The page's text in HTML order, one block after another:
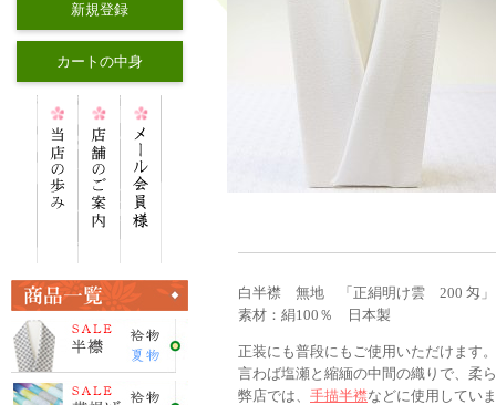
新規登録
カートの中身
白半襟 無地 「正絹明け雲 200 匁」
素材：絹100％ 日本製
正装にも普段にもご使用いただけます
言わば塩瀬と縮緬の中間の織りで、柔
弊店では、 手描半襟などに使用してい